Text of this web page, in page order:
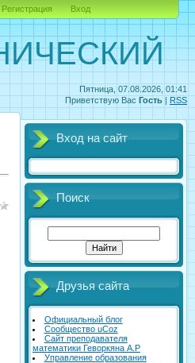
Пятница, 07.08.2026, 01:41
Приветствую Вас Гость | RSS
Регистрация Вход
Вход на сайт
Поиск
Друзья сайта
Официальный блог
Сообщество uCoz
Сайт преподавателя
математики Геворкяна А.Р
Управление образования